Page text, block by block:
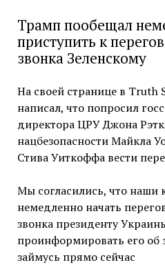
Трамп пообещал
приступить к
звонка Зеленскому
На своей странице в Truth
написал, что попросил
директора ЦРУ Джона
нацбезопасности Майкла
Стива Уиткоффа вести
Мы согласились, что
немедленно начать
звонка президенту
проинформировать его об
займусь прямо сейчас